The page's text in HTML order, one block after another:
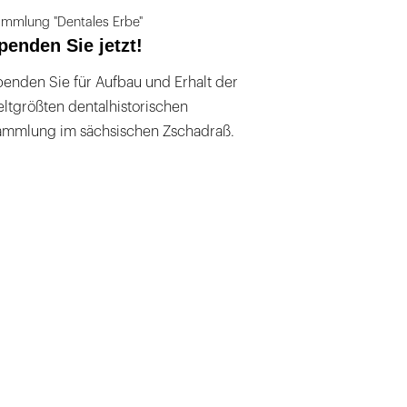
"Dentales Erbe"
Sie jetzt!
Sie für Aufbau und Erhalt der
dentalhistorischen
im sächsischen Zschadraß.